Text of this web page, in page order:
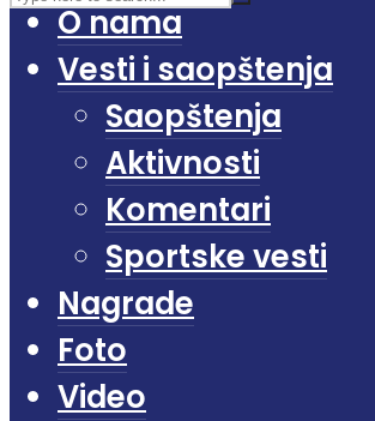
O nama
Vesti i saopštenja
Saopštenja
Aktivnosti
Komentari
Sportske vesti
Nagrade
Foto
Video